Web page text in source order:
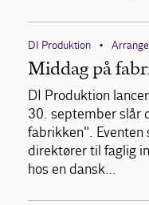
DI Produktion •
Middag på
DI Produktion
30. september slår
fabrikken". Eventen
direktører til faglig
hos en dansk…